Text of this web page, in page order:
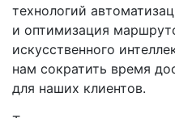
технологий
и оптимизация
искусственного
нам сократить время
для наших клиентов.